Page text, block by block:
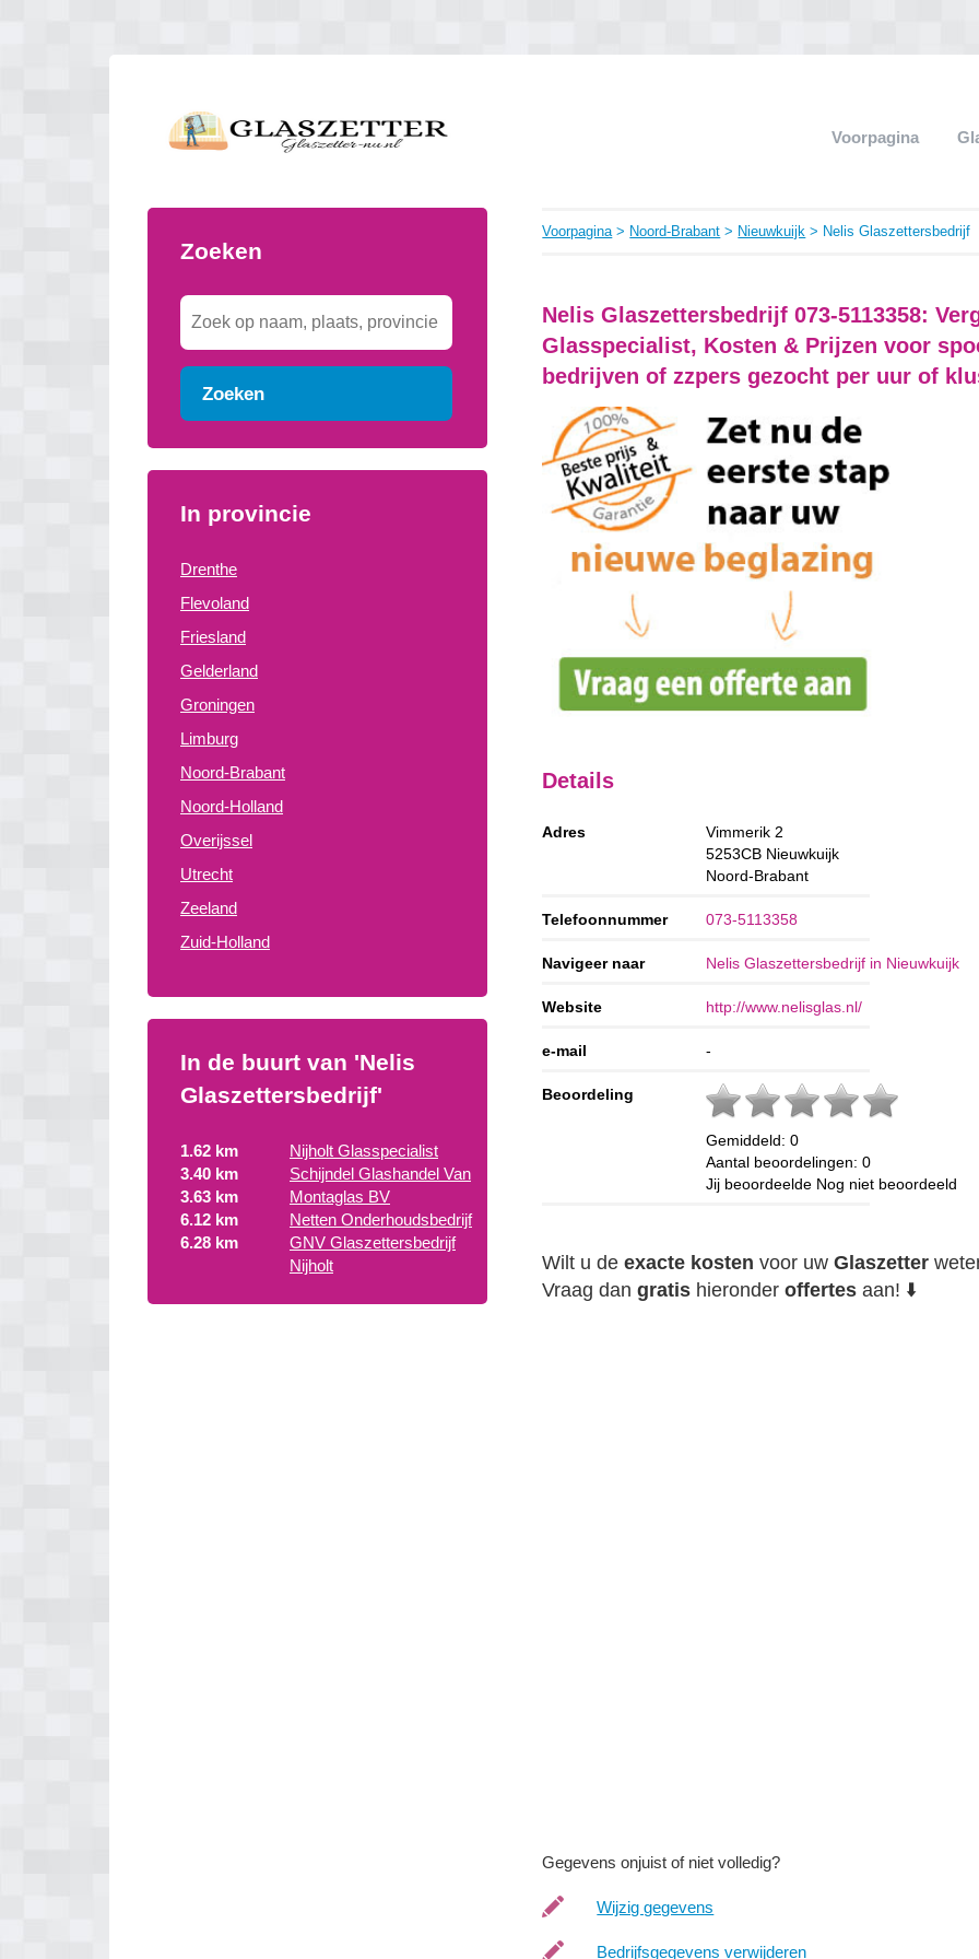
Voorpagina
Zoeken
Zoeken
In provincie
Drenthe
Flevoland
Friesland
Gelderland
Groningen
Limburg
Noord-Brabant
Noord-Holland
Overijssel
Utrecht
Zeeland
Zuid-Holland
In de buurt van 'Nelis
Glaszettersbedrijf'
1.62 km
Nijholt Glasspecialist
3.40 km
Schijndel Glashandel Van
3.63 km
Montaglas BV
6.12 km
Netten Onderhoudsbedrijf
6.28 km
GNV Glaszettersbedrijf
Nijholt
Voorpagina> Noord-Brabant > Nieuwkuijk > Nelis Glaszettersbedrijf
Nelis Glaszettersbedrijf 073-5113358:
Glasspecialist, Kosten & Prijzen voor
bedrijven of zzpers gezocht per uur of
Details
Adres
Vimmerik 2
5253CB Nieuwkuijk
Noord-Brabant
Telefoonnummer 073-5113358
Navigeer naar Nelis Glaszettersbedrijf in Nieuwkuijk
Website http://www.nelisglas.nl/
e-mail -
Beoordeling
Gemiddeld:0
Aantal beoordelingen:0
Jij beoordeelde Nog niet beoordeeld
Wilt u deexacte kosten voor uwGlaszetter
Vraag dangratis hieronderoffertes aan! ⬇️
Gegevens onjuist of niet volledig?
Wijzig gegevens
Bedrijfsgegevens verwijderen